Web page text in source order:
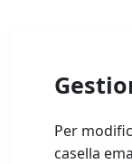
Per
casella